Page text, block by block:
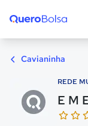
Cavianinha
REDE
E M